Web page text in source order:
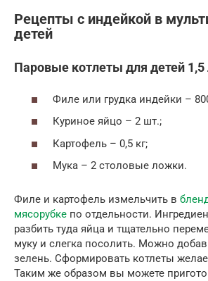
Рецепты с индейкой в
детей
Паровые котлеты для детей 1,5
Филе или грудка индейки –
Куриное яйцо – 2 шт.;
Картофель – 0,5 кг;
Мука – 2 столовые ложки.
Филе и картофель измельчить в
мясорубке по отдельности.
разбить туда яйца и тщательно
муку и слегка посолить. Можно
зелень. Сформировать котлеты
Таким же образом вы можете